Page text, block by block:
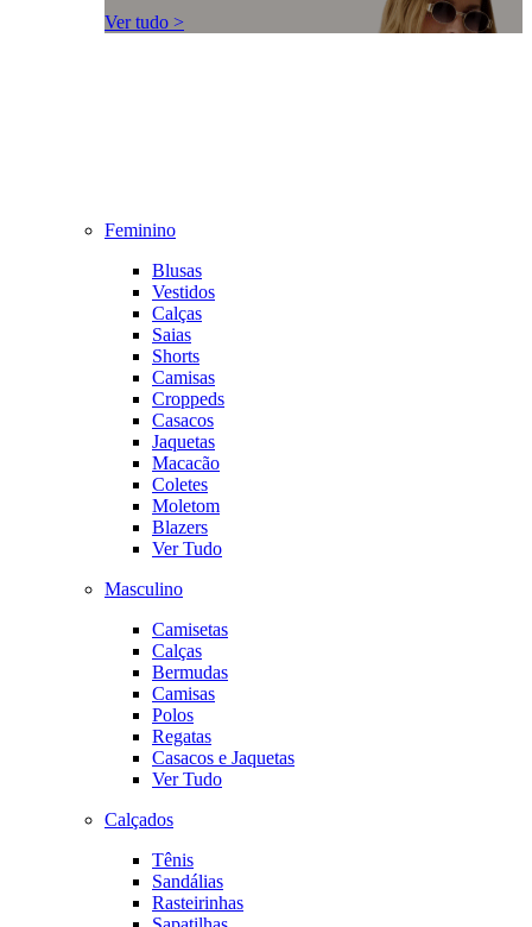
Ver tudo >
Feminino
Blusas
Vestidos
Calças
Saias
Shorts
Camisas
Croppeds
Casacos
Jaquetas
Macacão
Coletes
Moletom
Blazers
Ver Tudo
Masculino
Camisetas
Calças
Bermudas
Camisas
Polos
Regatas
Casacos e Jaquetas
Ver Tudo
Calçados
Tênis
Sandálias
Rasteirinhas